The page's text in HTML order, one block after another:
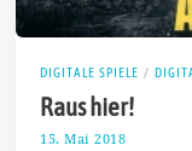
DIGITALE SPIELE /
Raus hier!
15. Mai 2018